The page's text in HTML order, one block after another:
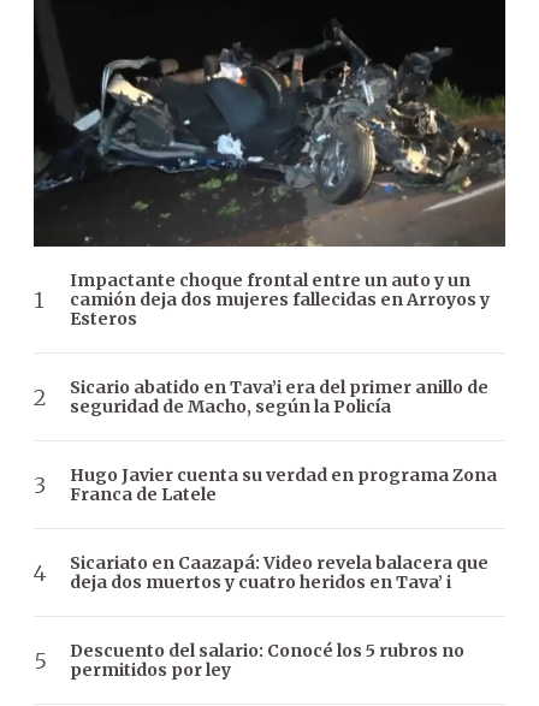
Impactante choque frontal entre un auto y un
camión deja dos mujeres fallecidas en Arroyos y
Esteros
Sicario abatido en Tava’i era del primer anillo de
seguridad de Macho, según la Policía
Hugo Javier cuenta su verdad en programa Zona
Franca de Latele
Sicariato en Caazapá: Video revela balacera que
deja dos muertos y cuatro heridos en Tava’ i
Descuento del salario: Conocé los 5 rubros no
permitidos por ley